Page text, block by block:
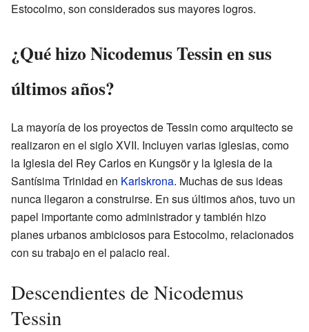
Estocolmo, son considerados sus mayores logros.
¿Qué hizo Nicodemus Tessin en sus
últimos años?
La mayoría de los proyectos de Tessin como arquitecto se
realizaron en el siglo XVII. Incluyen varias iglesias, como
la Iglesia del Rey Carlos en Kungsör y la Iglesia de la
Santísima Trinidad en Karlskrona. Muchas de sus ideas
nunca llegaron a construirse. En sus últimos años, tuvo un
papel importante como administrador y también hizo
planes urbanos ambiciosos para Estocolmo, relacionados
con su trabajo en el palacio real.
Descendientes de Nicodemus
Tessin